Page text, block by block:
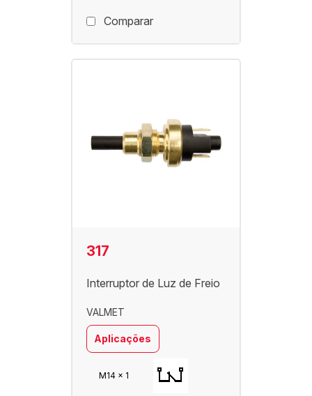
Comparar
317
Interruptor de Luz de Freio
VALMET
Aplicações
M14 x 1